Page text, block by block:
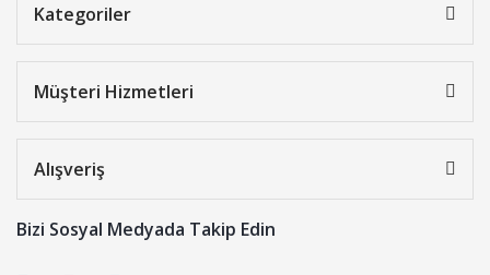
Kategoriler
Müşteri Hizmetleri
Alışveriş
Bizi Sosyal Medyada Takip Edin